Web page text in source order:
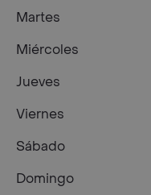
Martes
Miércoles
Jueves
Viernes
Sábado
Domingo